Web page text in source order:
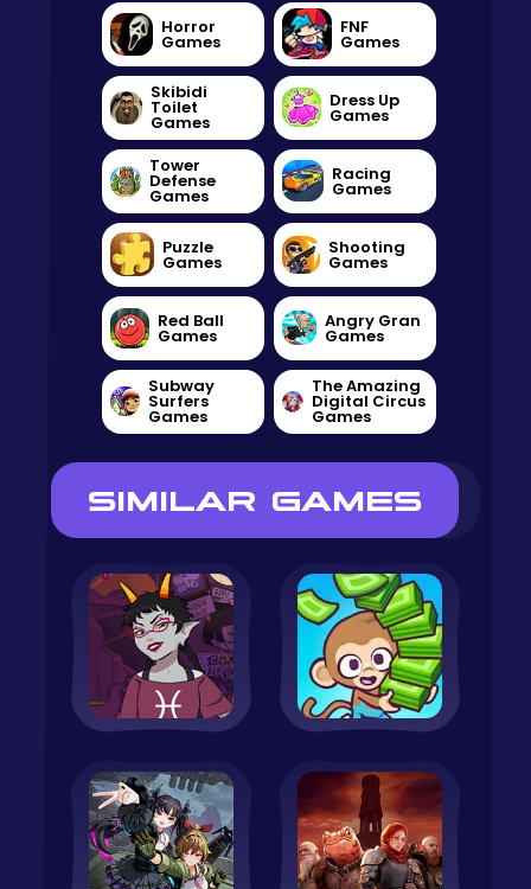
Horror
Games
FNF
Games
Skibidi
Toilet
Games
Dress Up
Games
Tower
Defense
Games
Racing
Games
Puzzle
Games
Shooting
Games
Red Ball
Games
Angry Gran
Games
Subway
Surfers
Games
The Amazing
Digital Circus
Games
SIMILAR GAMES